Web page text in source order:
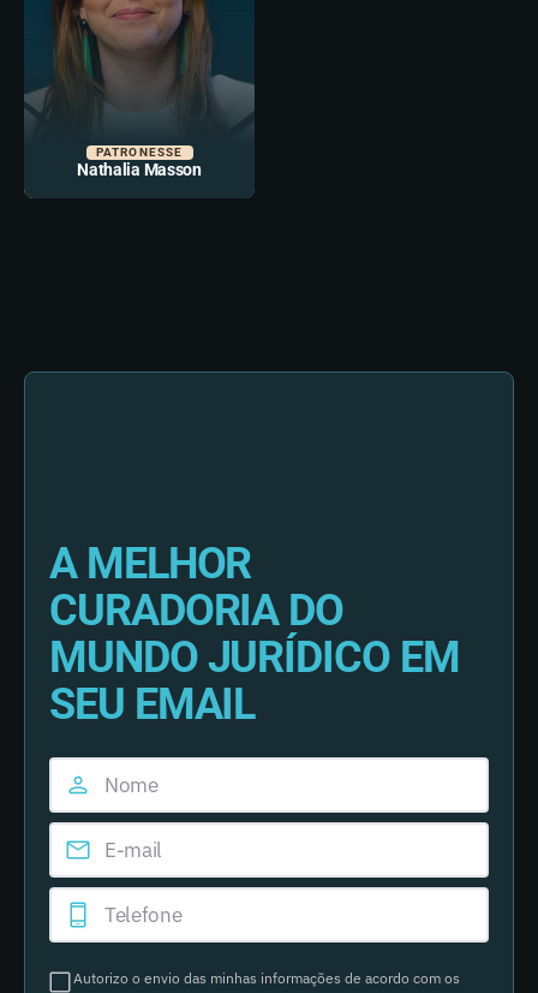
PATRONESSE
Nathalia Masson
A MELHOR
CURADORIA DO
MUNDO JURÍDICO EM
SEU EMAIL
Autorizo o envio das minhas informações de acordo com os